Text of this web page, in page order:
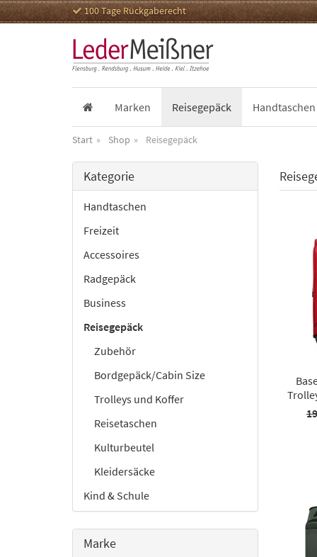
100 Tage Rückgaberecht
Marken Reisegepäck Handtaschen
Start Shop Reisegepäck
Kategorie
Handtaschen
Freizeit
Accessoires
Radgepäck
Business
Reisegepäck
Zubehör
Bordgepäck/Cabin Size
Trolleys und Koffer
Reisetaschen
Kulturbeutel
Kleidersäcke
Kind & Schule
Marke